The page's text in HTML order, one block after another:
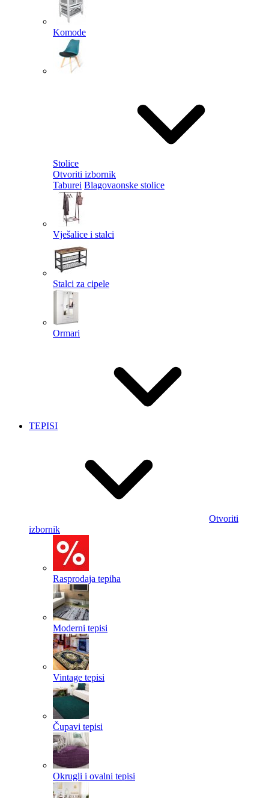
Komode
Stolice
Otvoriti izbornik
Taburei Blagovaonske stolice
Vješalice i stalci
Stalci za cipele
Ormari
TEPISI
Otvoriti
izbornik
Rasprodaja tepiha
Moderni tepisi
Vintage tepisi
Čupavi tepisi
Okrugli i ovalni tepisi